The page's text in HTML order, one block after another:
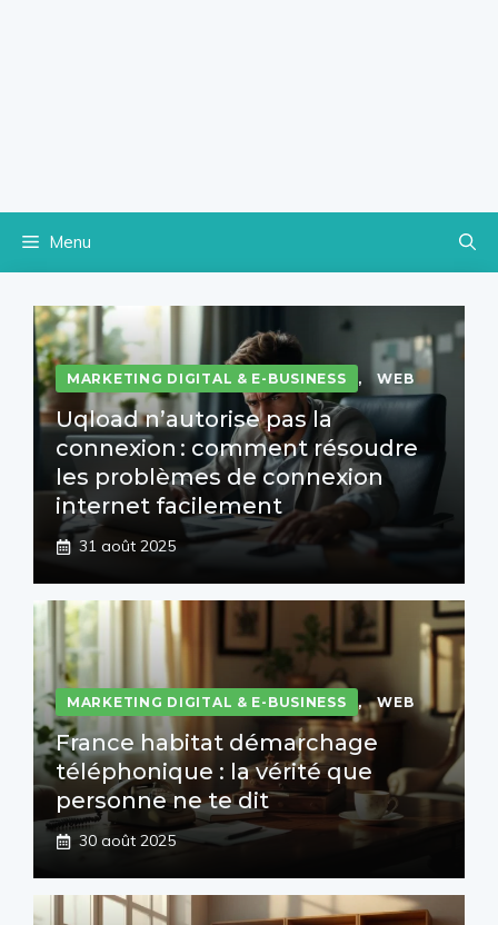
Menu
MARKETING DIGITAL & E-BUSINESS , WEB
Uqload n’autorise pas la
connexion : comment résoudre
les problèmes de connexion
internet facilement
31 août 2025
MARKETING DIGITAL & E-BUSINESS , WEB
France habitat démarchage
téléphonique : la vérité que
personne ne te dit
30 août 2025